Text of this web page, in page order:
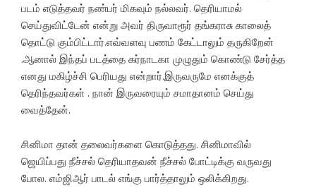
படம் எடுத்தவர் நண்பர் மிகவும் நல்லவர். தெரியாமல்
செய்துவிட்டேன் என்று அவர் திருவாரூர் தங்கராசு காலைத்
தொட்டு கும்பிட்டார்.எவ்வளவு பணம் கேட்டாலும் தருகிறேன்
.ஆனால் இந்தப் படத்தை கர்நாடகா முழுதும் கொண்டு சேர்த்த
எனது மகிழ்ச்சி பெரியது என்றார்.இருவருமே எனக்குத்
தெரிந்தவர்கள் . நான் இருவரையும் சமாதானம் செய்து
வைத்தேன்.
சினிமா தான் தலைவர்களை கொடுத்தது. சினிமாவில்
ஜெயிப்பது நீச்சல் தெரியாதவன் நீச்சல் போட்டிக்கு வருவது
போல. எம்ஜிஆர் பாடல் எங்கு பார்த்தாலும் ஒலிக்கிறது.